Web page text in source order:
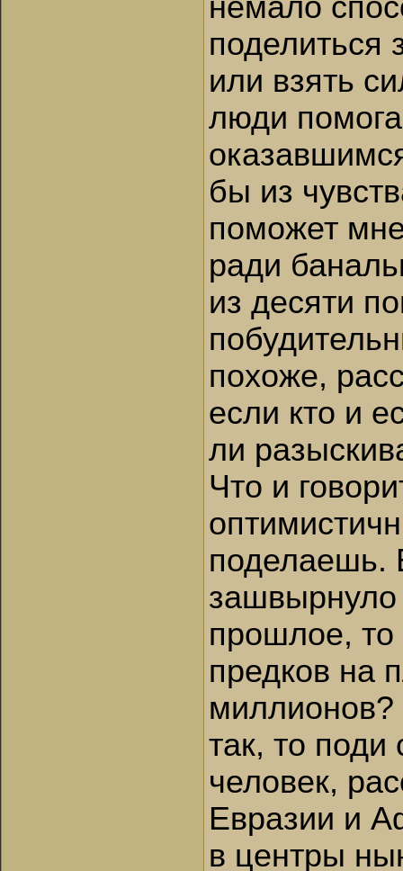
немало
поделиться
или взять
люди
бы из
поможет
ради
из десяти
похоже,
если кто и
ли
Что и
поделаешь.
зашвырнуло
прошлое, то
предков на
так, то
человек,
Евразии и
в центры